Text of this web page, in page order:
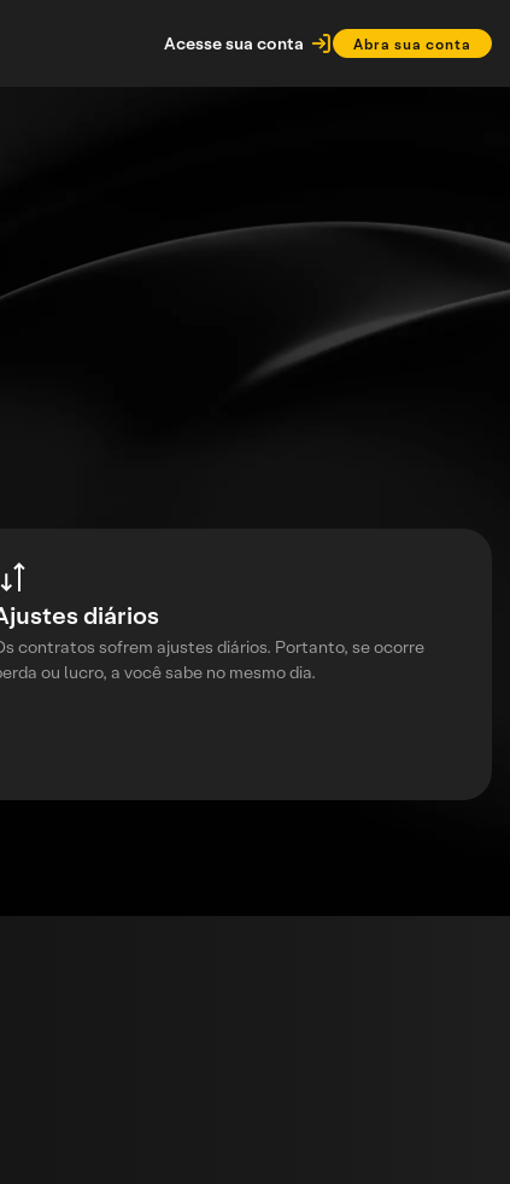
Acesse sua conta Abra sua conta
diários
contratos sofrem ajustes diários. Portanto, se ocorre
ou lucro, a você sabe no mesmo dia.